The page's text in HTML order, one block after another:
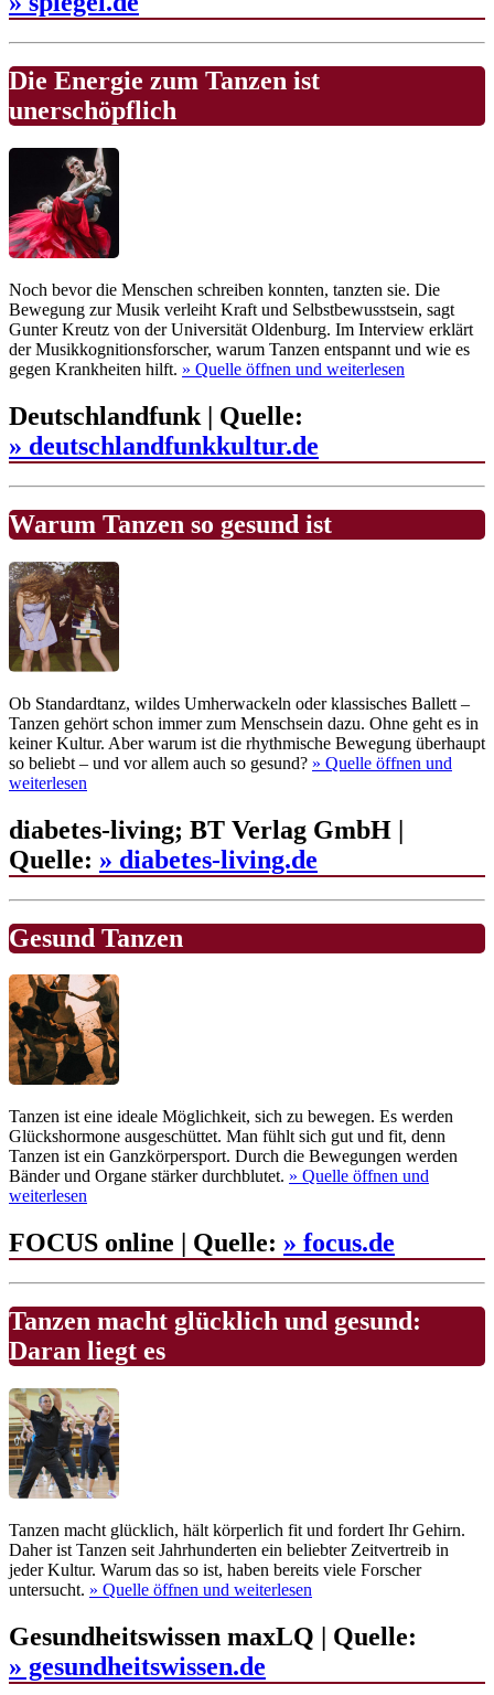
Die Energie zum Tanzen ist
unerschöpflich
Noch bevor die Menschen schreiben konnten, tanzten sie. Die
Bewegung zur Musik verleiht Kraft und Selbstbewusstsein, sagt
Gunter Kreutz von der Universität Oldenburg. Im Interview erklärt
der Musikkognitionsforscher, warum Tanzen entspannt und wie es
gegen Krankheiten hilft. » Quelle öffnen und weiterlesen
Deutschlandfunk | Quelle:
» deutschlandfunkkultur.de
Warum Tanzen so gesund ist
Ob Standardtanz, wildes Umherwackeln oder klassisches Ballett –
Tanzen gehört schon immer zum Menschsein dazu. Ohne geht es in
keiner Kultur. Aber warum ist die rhythmische Bewegung überhaupt
so beliebt – und vor allem auch so gesund? » Quelle öffnen und
weiterlesen
diabetes-living; BT Verlag GmbH |
Quelle: » diabetes-living.de
Gesund Tanzen
Tanzen ist eine ideale Möglichkeit, sich zu bewegen. Es werden
Glückshormone ausgeschüttet. Man fühlt sich gut und fit, denn
Tanzen ist ein Ganzkörpersport. Durch die Bewegungen werden
Bänder und Organe stärker durchblutet. » Quelle öffnen und
weiterlesen
FOCUS online | Quelle: » focus.de
Tanzen macht glücklich und gesund:
Daran liegt es
Tanzen macht glücklich, hält körperlich fit und fordert Ihr Gehirn.
Daher ist Tanzen seit Jahrhunderten ein beliebter Zeitvertreib in
jeder Kultur. Warum das so ist, haben bereits viele Forscher
untersucht. » Quelle öffnen und weiterlesen
Gesundheitswissen maxLQ | Quelle:
» gesundheitswissen.de